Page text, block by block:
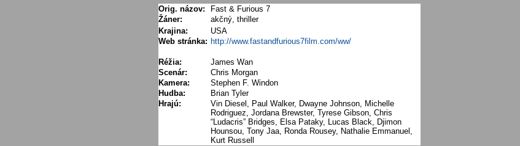
Orig. názov:
Fast & Furious 7
Žáner:
akčný, thriller
Krajina:
USA
Web stránka: http://www.fastandfurious7film.com/ww/
Réžia:
James Wan
Scenár:
Chris Morgan
Kamera:
Stephen F. Windon
Hudba:
Brian Tyler
Hrajú:
Vin Diesel, Paul Walker, Dwayne Johnson, Michelle
Rodriguez, Jordana Brewster, Tyrese Gibson, Chris
“Ludacris” Bridges, Elsa Pataky, Lucas Black, Djimon
Hounsou, Tony Jaa, Ronda Rousey, Nathalie Emmanuel,
Kurt Russell